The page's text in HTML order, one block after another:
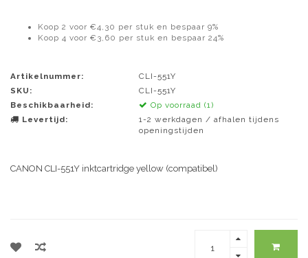
Koop 2 voor €4,30 per stuk en bespaar 9%
Koop 4 voor €3,60 per stuk en bespaar 24%
Artikelnummer:
CLI-551Y
SKU:
CLI-551Y
Beschikbaarheid:
Op voorraad (1)
Levertijd:
1-2 werkdagen / afhalen tijdens
openingstijden
CANON CLI-551Y inktcartridge yellow (compatibel)